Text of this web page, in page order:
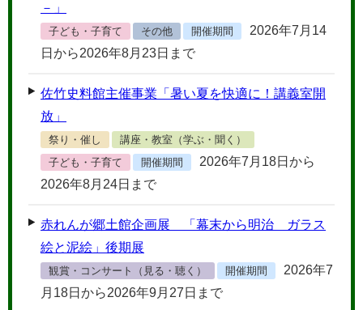
－」
子ども・子育て その他 開催期間
2026年7月14
日から2026年8月23日まで
佐竹史料館主催事業「暑い夏を快適に！講義室開
放」
祭り・催し
講座・教室（学ぶ・聞く）
子ども・子育て
開催期間
2026年7月18日から
2026年8月24日まで
赤れんが郷土館企画展 「幕末から明治 ガラス
絵と泥絵」後期展
観賞・コンサート（見る・聴く） 開催期間
2026年7
月18日から2026年9月27日まで